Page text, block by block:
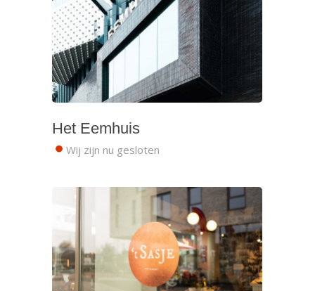
Het Eemhuis
Wij zijn nu gesloten